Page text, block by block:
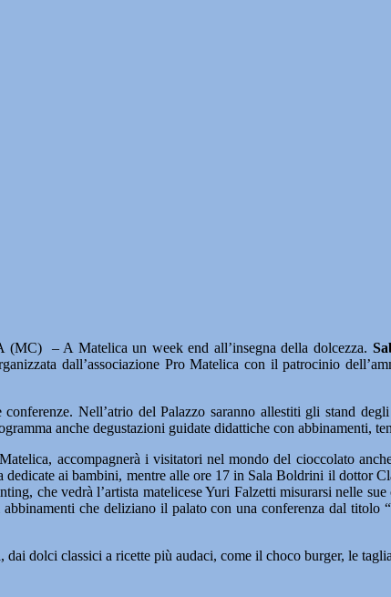
– A Matelica un week end all’insegna della dolcezza.
dall’associazione Pro Matelica con il patrocinio
Nell’atrio del Palazzo saranno allestiti gli stand
anche degustazioni guidate didattiche con abbinamenti,
accompagnerà i visitatori nel mondo del cioccolato
ai bambini, mentre alle ore 17 in Sala Boldrini il dottor
che vedrà l’artista matelicese Yuri Falzetti misurarsi nelle
che deliziano il palato con una conferenza dal
dolci classici a ricette più audaci, come il choco burger, le